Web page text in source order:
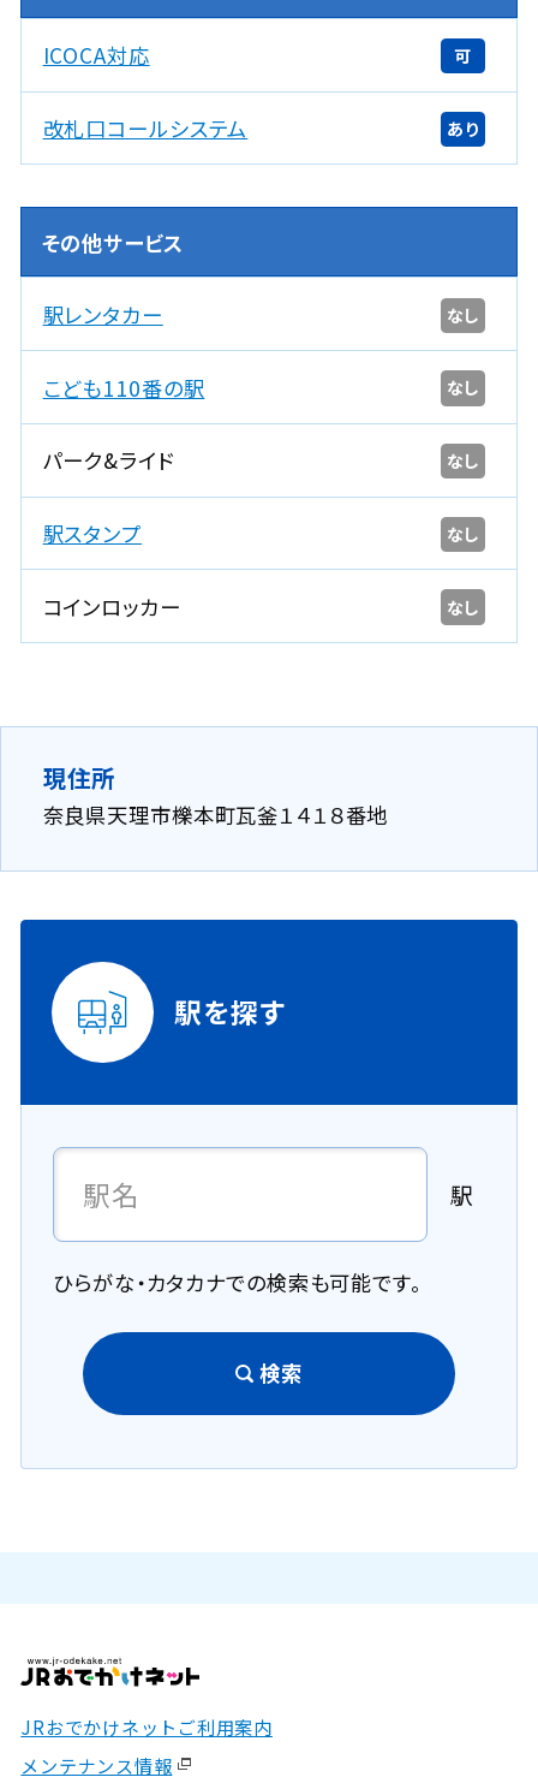
ICOCA対応 可
改札口コールシステム あり
その他サービス
駅レンタカー なし
こども110番の駅 なし
パーク&ライド なし
駅スタンプ なし
コインロッカー なし
現住所
奈良県天理市櫟本町瓦釜１４１８番地
駅を探す
駅
ひらがな・カタカナでの検索も可能です。
検索
JRおでかけネットご利用案内
メンテナンス情報